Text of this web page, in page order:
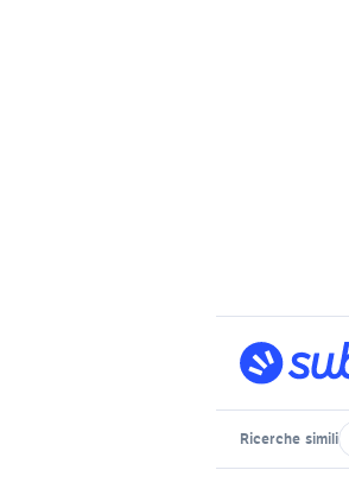
Ricerche simili